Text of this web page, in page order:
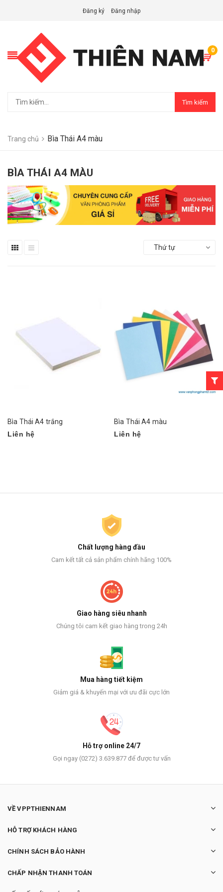
Đăng ký Đăng nhập
0
Tìm kiếm
Trang chủ Bìa Thái A4 màu
BÌA THÁI A4 MÀU
Thứ tự
Bìa Thái A4 trắng
Liên hệ
Bìa Thái A4 màu
Liên hệ
Chất lượng hàng đầu
Cam kết tất cả sản phẩm chính hãng 100%
Giao hàng siêu nhanh
Chúng tôi cam kết giao hàng trong 24h
Mua hàng tiết kiệm
Giảm giá & khuyến mại với ưu đãi cực lớn
Hỗ trợ online 24/7
Gọi ngay (0272) 3.639.877 để được tư vấn
VỀ VPPTHIENNAM
HỖ TRỢ KHÁCH HÀNG
CHÍNH SÁCH BẢO HÀNH
CHẤP NHẬN THANH TOÁN